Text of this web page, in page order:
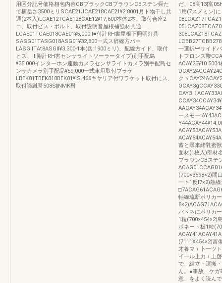
用区分記号価格相包内容CBブラックCBブラウンCBステン舜た
て楠岳さ3500ミリSCAE21JCAE218CAE21¥2,8001月ト物干し共
通(2本入)LCAE12TCAE128CAE12¥17,600本体2本、取付合座2
コ、取付ビス・ボルト、取付説明音屋根補強材共通
LCAE01TCAE018CAE01¥5,000ll■付計RH書屋根下照明灯具
SASG01TASG018ASG01¥32,800一式ス辞線方バー
LASGllTAt8ASGll¥3.300-1本(岳:1900ミリ)、配線方イド、取付
ヒス、lll附計RH害センサライトソーラータイプ)別手配島
¥35.000インターホン連動カメラセンサライトカメラ別手配島セ
ンサカメラ別手配品¥59,000一式車用取付ブラケ
LBEK81TBEK818BEK81¥lS.466キヤリア付ワラケット取付にス、
取付諦蹴吾508S‖NMK酎
だ、08高13{富
1用(7スメミン)
一選択︼サイド
トフロンズ鞭
クヽ
CAY3〔
ースモー
蓄と尋来緒乳蜜
面材(1枚入)部材
ブラウンCBステ
(700×3598×2)間
一卜1反l7×2)熱
軸線琉断ポリカ
バヽネにポリカ
1粒(700×454×2)
ボネート板1粒
(7111X454×2)富
才養マ︲卜一ツ
イ一ル上力︲上
で、組立・運搬
ん。●事故、ケガ
意」をよく読ん